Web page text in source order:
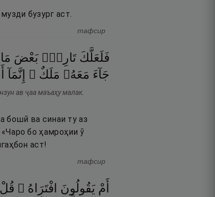
бузург аст.
тафсир
فَلَعَلَّكَ تَارِكٌۢ بَعْضَ مَا
جَآءَ مَعَهُۥ مَلَكٌ ۚ إِنَّمَآ
ав ҷаа маъаҳу малак.
бошӣ ва синаи ту аз
бо ҳамроҳии ӯ
аст!
тафсир
أَمْ يَقُولُونَ افْتَرَاهُ ۖ قُلْ